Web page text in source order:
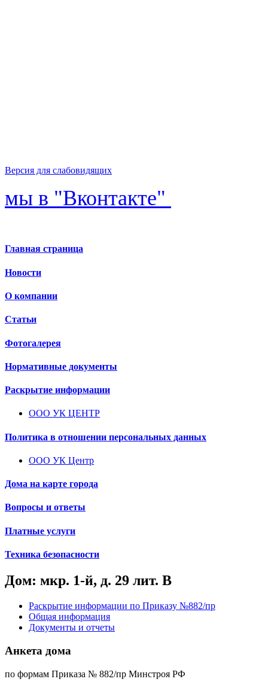
Версия для слабовидящих
мы в "Вконтакте"
Главная страница
Новости
О компании
Статьи
Фотогалерея
Нормативные документы
Раскрытие информации
ООО УК ЦЕНТР
Политика в отношении персональных данных
ООО УК Центр
Дома на карте города
Вопросы и ответы
Платные услуги
Техника безопасности
Дом: мкр. 1-й, д. 29 лит. В
Раскрытие информации по Приказу №882/пр
Общая информация
Документы и отчеты
Анкета дома
по формам Приказа № 882/пр Минстроя РФ